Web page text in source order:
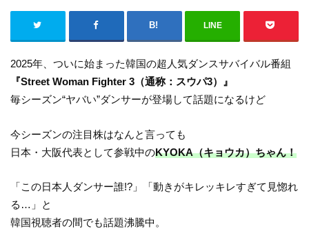
LINE
2025年、ついに始まった韓国の超人気ダンスサバイバル番組
『Street Woman Fighter 3（通称：スウパ3）』
毎シーズン“ヤバい”ダンサーが登場して話題になるけど
今シーズンの注目株はなんと言っても
日本・大阪代表として参戦中のKYOKA（キョウカ）ちゃん！
「この日本人ダンサー誰!?」「動きがキレッキレすぎて見惚れ
る…」と
韓国視聴者の間でも話題沸騰中。